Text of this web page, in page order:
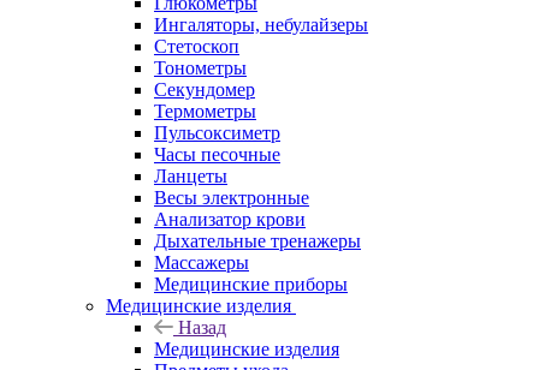
Ингаляторы, небулайзеры
Стетоскоп
Тонометры
Секундомер
Термометры
Пульсоксиметр
Часы песочные
Ланцеты
Весы электронные
Анализатор крови
Дыхательные тренажеры
Массажеры
Медицинские приборы
Медицинские изделия
Назад
Медицинские изделия